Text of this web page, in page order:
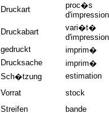
Druckart
proc�s
d'impression
Druckabart
vari�t�
d'impression
gedruckt
imprim�
Drucksache
imprim�
Sch�tzung
estimation
Vorrat
stock
Streifen
bande